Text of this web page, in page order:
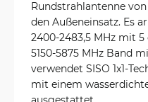
Rundstrahlantenne
den Außeneinsatz. Es
2400-2483,5 MHz mit
5150-5875 MHz Band
verwendet SISO 1x1-
mit einem